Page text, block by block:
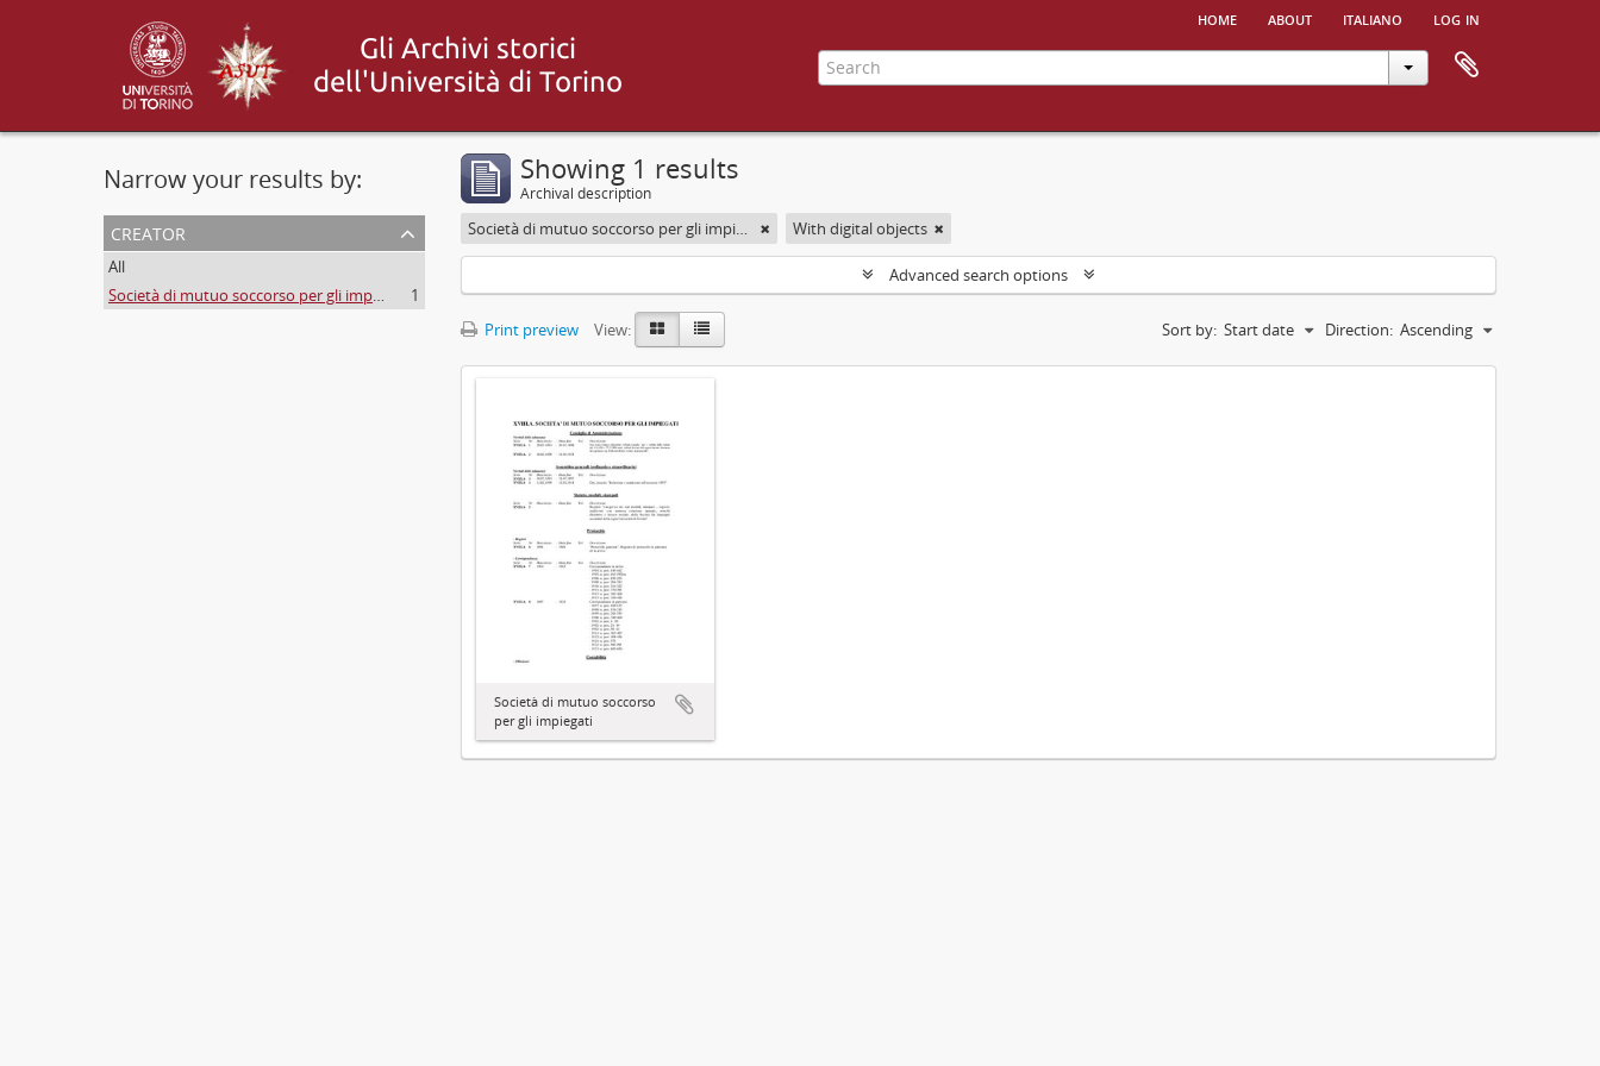
home about italiano log in
Narrow your results by:
creator
All
Società di mutuo soccorso per gli impiegati
1
Showing 1 results
Archival description
Società di mutuo soccorso per gli impiegati With digital objects
Advanced search options
Print preview View: Sort by: Start date Direction: Ascending
Società di mutuo soccorso
per gli impiegati